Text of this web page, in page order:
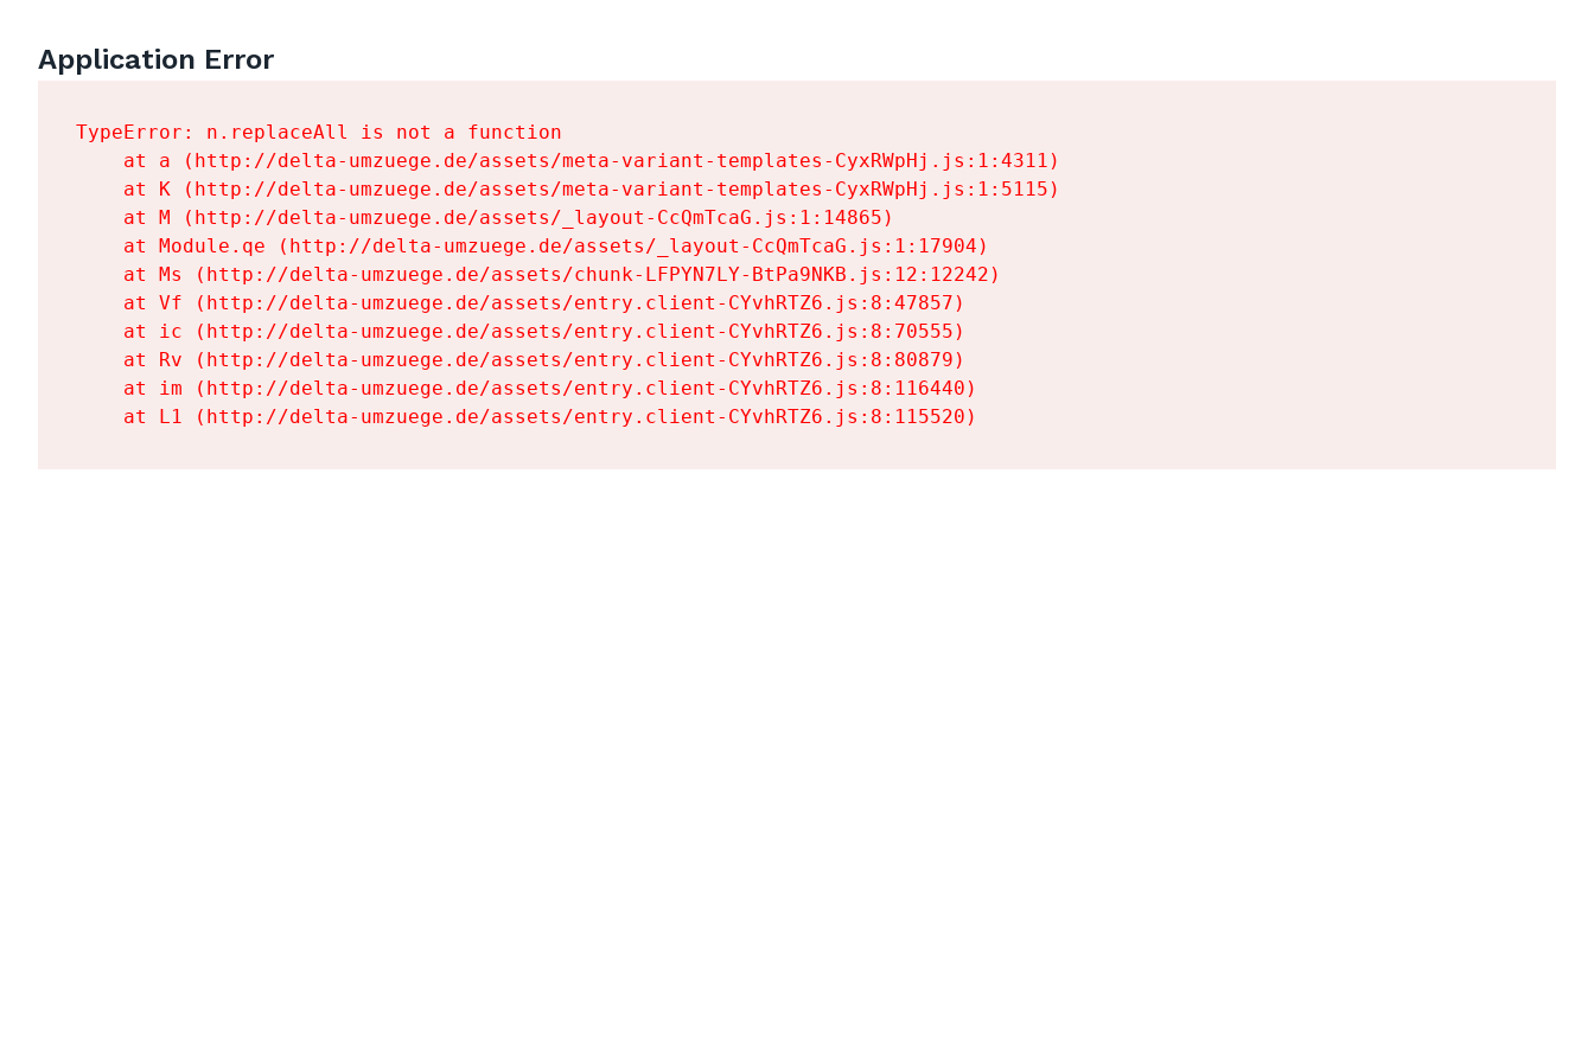
Application Error
TypeError: n.replaceAll is not a function
    at a (http://delta-umzuege.de/assets/meta-variant-templates-CyxRWpHj.js:1:4311)
    at K (http://delta-umzuege.de/assets/meta-variant-templates-CyxRWpHj.js:1:5115)
    at M (http://delta-umzuege.de/assets/_layout-CcQmTcaG.js:1:14865)
    at Module.qe (http://delta-umzuege.de/assets/_layout-CcQmTcaG.js:1:17904)
    at Ms (http://delta-umzuege.de/assets/chunk-LFPYN7LY-BtPa9NKB.js:12:12242)
    at Vf (http://delta-umzuege.de/assets/entry.client-CYvhRTZ6.js:8:47857)
    at ic (http://delta-umzuege.de/assets/entry.client-CYvhRTZ6.js:8:70555)
    at Rv (http://delta-umzuege.de/assets/entry.client-CYvhRTZ6.js:8:80879)
    at im (http://delta-umzuege.de/assets/entry.client-CYvhRTZ6.js:8:116440)
    at L1 (http://delta-umzuege.de/assets/entry.client-CYvhRTZ6.js:8:115520)